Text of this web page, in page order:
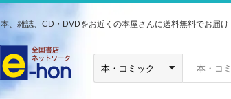
本、雑誌、CD・DVDをお近くの本屋さんに送料無料でお届け